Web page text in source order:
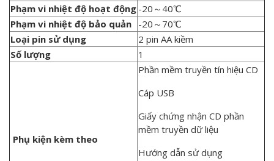
Phạm vi nhiệt độ hoạt động -20～40℃
Phạm vi nhiệt độ bảo quản -20～70℃
Loại pin sử dụng
2 pin AA kiềm
Số lượng
1
Phụ kiện kèm theo
Phần mềm truyền tín hiệu CD
Cáp USB
Giấy chứng nhận CD phần
mềm truyền dữ liệu
Hướng dẫn sử dụng